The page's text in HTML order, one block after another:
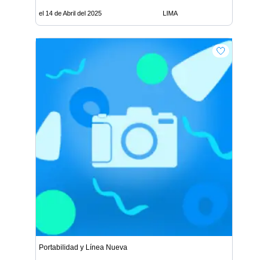
el 14 de Abril del 2025 LIMA
Portabilidad y Línea Nueva